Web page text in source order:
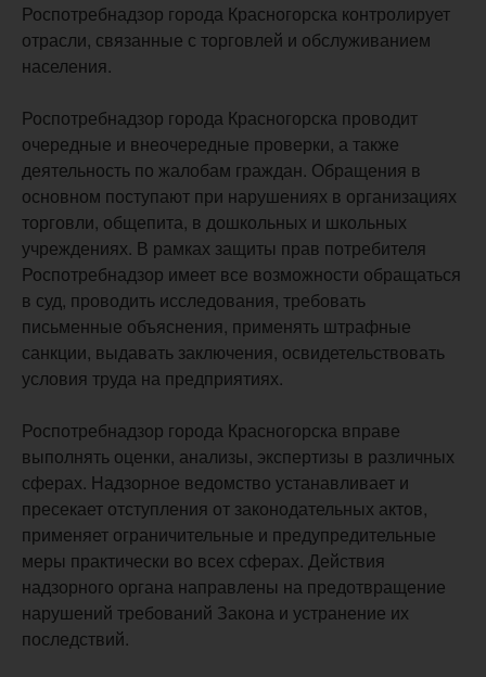
Роспотребнадзор города Красногорска контролирует
отрасли, связанные с торговлей и обслуживанием
населения.
Роспотребнадзор города Красногорска проводит
очередные и внеочередные проверки, а также
деятельность по жалобам граждан. Обращения в
основном поступают при нарушениях в организациях
торговли, общепита, в дошкольных и школьных
учреждениях. В рамках защиты прав потребителя
Роспотребнадзор имеет все возможности обращаться
в суд, проводить исследования, требовать
письменные объяснения, применять штрафные
санкции, выдавать заключения, освидетельствовать
условия труда на предприятиях.
Роспотребнадзор города Красногорска вправе
выполнять оценки, анализы, экспертизы в различных
сферах. Надзорное ведомство устанавливает и
пресекает отступления от законодательных актов,
применяет ограничительные и предупредительные
меры практически во всех сферах. Действия
надзорного органа направлены на предотвращение
нарушений требований Закона и устранение их
последствий.